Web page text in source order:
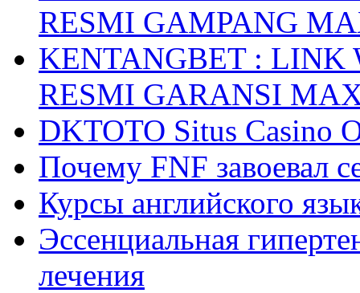
RESMI GAMPANG
KENTANGBET : LINK
RESMI GARANSI
DKTOTO Situs Casino
Почему FNF завоевал
Курсы английского
Эссенциальная
лечения